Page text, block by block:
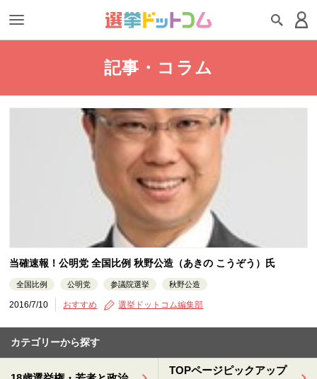
記事・コラム
当確速報！公明党 全国比例 秋野公造（あきの こうぞう）氏
全国比例 公明党 参議院選挙 秋野公造
2016/7/10 おすすめ 選挙ドットコム編集部
カテゴリーから探す
TOPページピックアップ